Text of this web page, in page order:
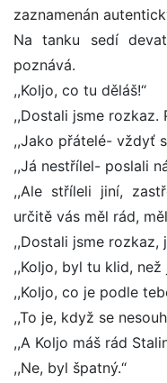
zaznamenán
Na tanku sedí
poznává.
,,Koljo, co tu děláš!“
,,Dostali jsme rozkaz.
,,Jako přátelé- vždyť
,,Já nestřílel- poslali
,,Ale stříleli jiní,
určitě vás měl rád,
,,Dostali jsme
,,Koljo, byl tu klid,
,,Koljo, co je podle
,,To je, když se
,,A Koljo máš rád
,,Ne, byl špatný.“